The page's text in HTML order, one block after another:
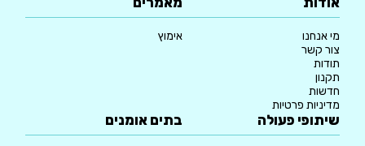
מי אנחנו
צור קשר
תודות
תקנון
חדשות
מדיניות פרטיות
אימוץ
שיתופי פעולה בתים אומנים